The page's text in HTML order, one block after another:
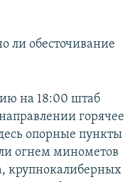
ли обесточивание
на 18:00 штаб
горячее
опорные пункты
огнем минометов
крупнокалиберных